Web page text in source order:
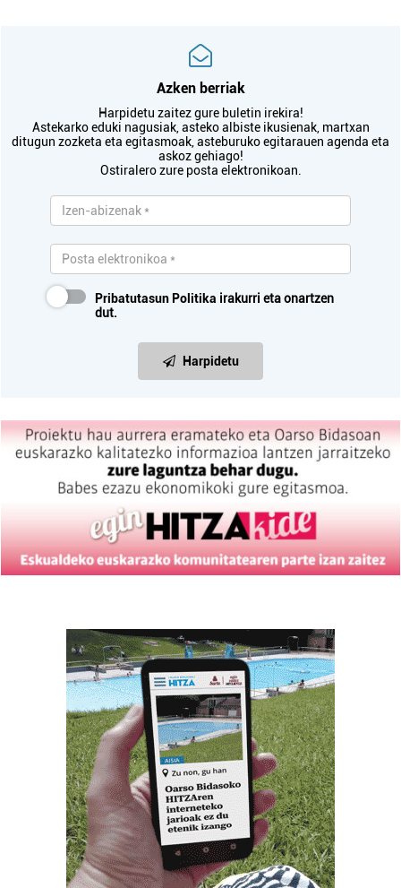
Azken berriak
Harpidetu zaitez gure buletin irekira!
Astekarko eduki nagusiak, asteko albiste ikusienak, martxan
ditugun zozketa eta egitasmoak, asteburuko egitarauen agenda eta
askoz gehiago!
Ostiralero zure posta elektronikoan.
Pribatutasun Politika irakurri eta onartzen
dut.
Harpidetu